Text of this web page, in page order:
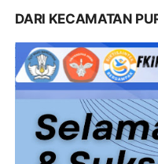
DARI KECAMATAN